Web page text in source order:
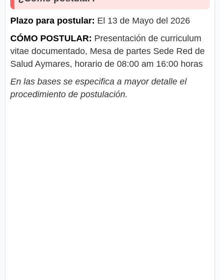
Plazo para postular: El 13 de Mayo del 2026
CÓMO POSTULAR: Presentación de curriculum
vitae documentado, Mesa de partes Sede Red de
Salud Aymares, horario de 08:00 am 16:00 horas
En las bases se especifica a mayor detalle el
procedimiento de postulación.